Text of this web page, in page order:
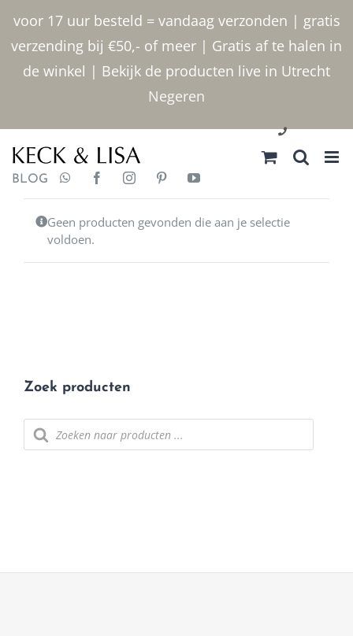
voor 17 uur besteld = vandaag verzonden | gratis
verzending bij €50,- of meer | Gratis af te halen in
de winkel | Bekijk de producten live in Utrecht
Negeren
Ga naar inhoud
030 2400000
BLOG
Geen producten gevonden die aan je selectie
voldoen.
Zoek producten
Producten zoeken